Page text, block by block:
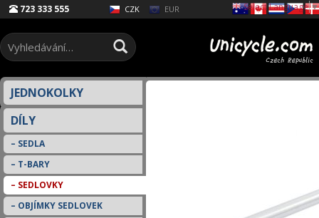
723 333 555 CZK EUR
JEDNOKOLKY
DÍLY
SEDLA
T-BARY
SEDLOVKY
OBJÍMKY SEDLOVEK
Select Language▼